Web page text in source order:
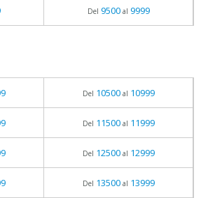
Del 9500al 9999
Del 10500al 10999
Del 11500al 11999
Del 12500al 12999
Del 13500al 13999